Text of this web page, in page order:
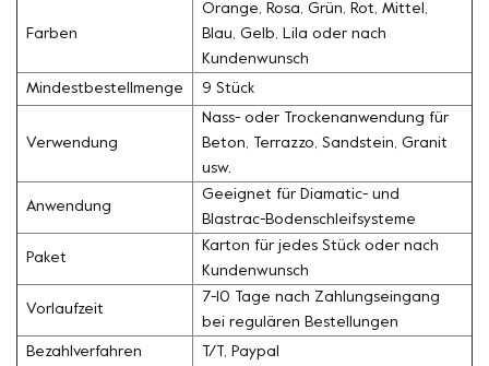
Farben
Orange, Rosa, Grün, Rot, Mittel,
Blau, Gelb, Lila oder nach
Kundenwunsch
Mindestbestellmenge 9 Stück
Verwendung
Nass- oder Trockenanwendung für
Beton, Terrazzo, Sandstein, Granit
usw.
Anwendung
Geeignet für Diamatic- und
Blastrac-Bodenschleifsysteme
Paket
Karton für jedes Stück oder nach
Kundenwunsch
Vorlaufzeit
7-10 Tage nach Zahlungseingang
bei regulären Bestellungen
Bezahlverfahren T/T, Paypal